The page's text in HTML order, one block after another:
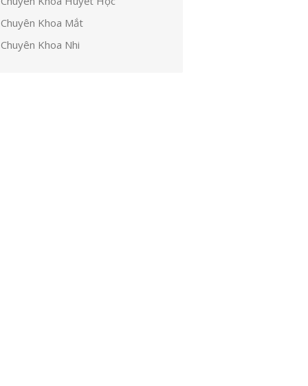
Chuyên Khoa Mắt
Chuyên Khoa Nhi